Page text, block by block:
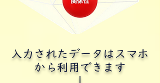
入力されたデータはスマホ
から利用できます